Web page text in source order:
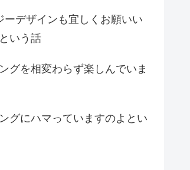
ーデザインも宜しくお願いい
いう話
グを相変わらず楽しんでいま
グにハマっていますのよとい